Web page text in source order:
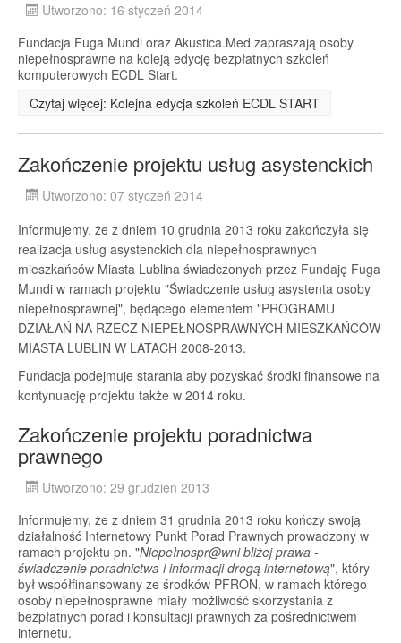
Utworzono: 16 styczeń 2014
Fundacja Fuga Mundi oraz Akustica.Med zapraszają osoby
niepełnosprawne na koleją edycję bezpłatnych szkoleń
komputerowych ECDL Start.
Czytaj więcej: Kolejna edycja szkoleń ECDL START
Zakończenie projektu usług asystenckich
Utworzono: 07 styczeń 2014
Informujemy, że z dniem 10 grudnia 2013 roku zakończyła się
realizacja usług asystenckich dla niepełnosprawnych
mieszkańców Miasta Lublina świadczonych przez Fundaję Fuga
Mundi w ramach projektu "Świadczenie usług asystenta osoby
niepełnosprawnej", będącego elementem "PROGRAMU
DZIAŁAŃ NA RZECZ NIEPEŁNOSPRAWNYCH MIESZKAŃCÓW
MIASTA LUBLIN W LATACH 2008-2013.
Fundacja podejmuje starania aby pozyskać środki finansowe na
kontynuację projektu także w 2014 roku.
Zakończenie projektu poradnictwa
prawnego
Utworzono: 29 grudzień 2013
Informujemy, że z dniem 31 grudnia 2013 roku kończy swoją
działalność Internetowy Punkt Porad Prawnych prowadzony w
ramach projektu pn. "Niepełnospr@wni bliżej prawa -
świadczenie poradnictwa i informacji drogą internetową", który
był współfinansowany ze środków PFRON, w ramach którego
osoby niepełnosprawne miały możliwość skorzystania z
bezpłatnych porad i konsultacji prawnych za pośrednictwem
internetu.